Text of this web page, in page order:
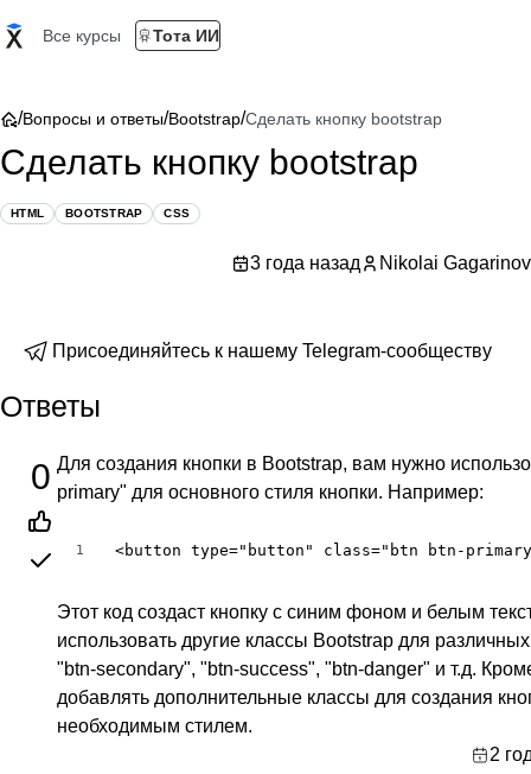
Все курсы Тота ИИ
/Вопросы и ответы/Bootstrap/Сделать кнопку bootstrap
Сделать кнопку bootstrap
HTML BOOTSTRAP CSS
3 года назад Nikolai Gagarinov
Присоединяйтесь к нашему Telegram-сообществу
Ответы
0 Для создания кнопки в Bootstrap, вам нужно
primary" для основного стиля кнопки. Например:
1 <button type="button" class="btn btn-
Этот код создаст кнопку с синим фоном и белым
использовать другие классы Bootstrap для
"btn-secondary", "btn-success", "btn-danger" и т.д.
добавлять дополнительные классы для создания
необходимым стилем.
2